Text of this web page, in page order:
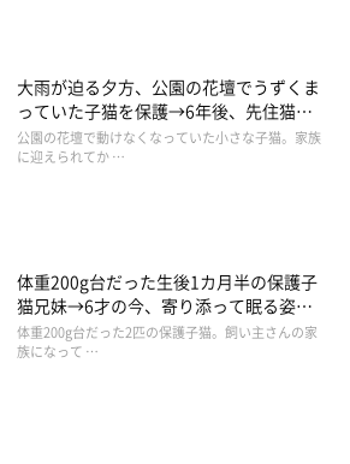
大雨が迫る夕方、公園の花壇でうずくま
っていた子猫を保護→6年後、先住猫
と“姉妹”のような関係に
公園の花壇で動けなくなっていた小さな子猫。家族
に迎えられてか …
体重200g台だった生後1カ月半の保護子
猫兄妹→6才の今、寄り添って眠る姿に
ほっこり！
体重200g台だった2匹の保護子猫。飼い主さんの家
族になって …